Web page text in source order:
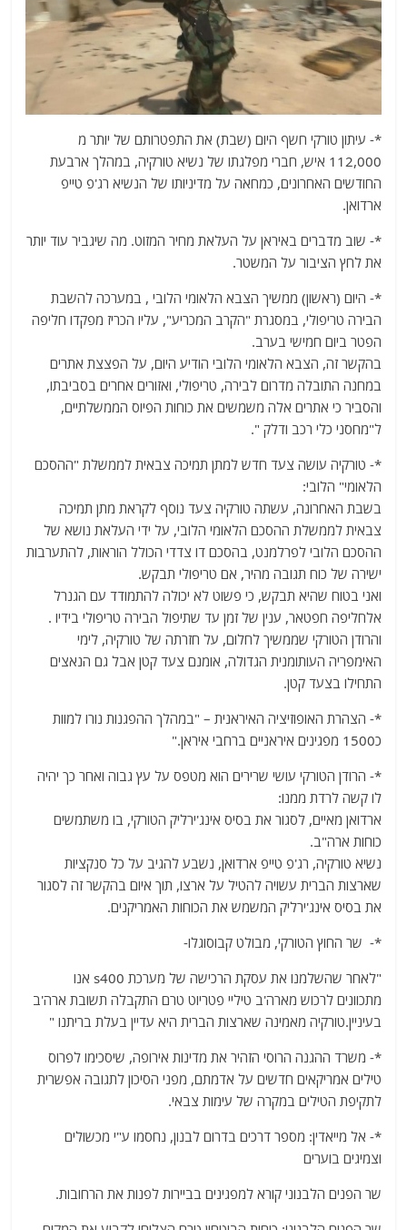
*- עיתון טורקי חשף היום (שבת) את התפטרותם של יותר מ
112,000 איש, חברי מפלגתו של נשיא טורקיה, במהלך ארבעת
החודשים האחרונים, כמחאה על מדיניותו של הנשיא רג'פ טייפ
ארדואן.
*- שוב מדברים באיראן על העלאת מחיר המזוט. מה שיגביר עוד יותר
את לחץ הציבור על המשטר.
*- היום (ראשון) ממשיך הצבא הלאומי הלובי , במערכה להשבת
הבירה טריפולי, במסגרת "הקרב המכריע", עליו הכריז מפקדו חליפה
הפטר ביום חמישי בערב.
בהקשר זה, הצבא הלאומי הלובי הודיע היום, על הפצצת אתרים
במחנה התובלה מדרום לבירה, טריפולי, ואזורים אחרים בסביבתו,
והסביר כי אתרים אלה משמשים את כוחות הפיוס הממשלתיים,
ל"מחסני כלי רכב ודלק ".
*- טורקיה עושה צעד חדש למתן תמיכה צבאית לממשלת "ההסכם
הלאומי" הלובי:
בשבת האחרונה, עשתה טורקיה צעד נוסף לקראת מתן תמיכה
צבאית לממשלת ההסכם הלאומי הלובי, על ידי העלאת נושא של
ההסכם הלובי לפרלמנט, בהסכם דו צדדי הכולל הוראות, להתערבות
ישירה של כוח תגובה מהיר, אם טריפולי תבקש.
ואני בטוח שהיא תבקש, כי פשוט לא יכולה להתמודד עם הגנרל
אלחליפה חפטאר, ענין של זמן עד שתיפול הבירה טריפולי בידיו .
והרודן הטורקי שממשיך לחלום, על חזרתה של טורקיה, לימי
האימפריה העותומנית הגדולה, אומנם צעד קטן אבל גם הנאצים
התחילו בצעד קטן.
*- הצהרת האופוזיציה האיראנית – "במהלך ההפגנות נורו למוות
כ1500 מפגינים איראניים ברחבי איראן."
*- הרודן הטורקי עושי שרירים הוא מטפס על עץ גבוה ואחר כך יהיה
לו קשה לרדת ממנו:
ארדואן מאיים, לסגור את בסיס אינג'ירליק הטורקי, בו משתמשים
כוחות ארה"ב.
נשיא טורקיה, רג'פ טייפ ארדואן, נשבע להגיב על כל סנקציות
שארצות הברית עשויה להטיל על ארצו, תוך איום בהקשר זה לסגור
את בסיס אינג'ירליק המשמש את הכוחות האמריקנים.
*- שר החוץ הטורקי, מבולט קבוסוגלו-
"לאחר שהשלמנו את עסקת הרכישה של מערכת s400 אנו
מתכוונים לרכוש מארה'ב טיליי פטריוט טרם התקבלה תשובת ארה'ב
בעיניין.טורקיה מאמינה שארצות הברית היא עדיין בעלת בריתנו "
*- משרד ההגנה הרוסי הזהיר את מדינות אירופה, שיסכימו לפרוס
טילים אמריקאים חדשים על אדמתם, מפני הסיכון לתגובה אפשרית
לתקיפת הטילים במקרה של עימות צבאי.
*- אל מייאדין: מספר דרכים בדרום לבנון, נחסמו ע"י מכשולים
וצמיגים בוערים
שר הפנים הלבנוני קורא למפגינים בביירות לפנות את הרחובות.